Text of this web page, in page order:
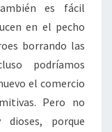
es fácil
en el pecho
borrando las
podríamos
el comercio
Pero no
porque